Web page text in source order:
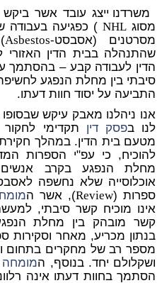
משרדנו ייצג עובד אשר
מסוג NHL) כפגיעה בעבודה
מסרטנים (אסבסט-Asbestos
שהתנהלה בבית הדין האזורי
הדין לעבודה קבע – בהסתמך
סיבתי בין מחלת הנפגע
התביעה על יסוד חוות דעתו.
אנו ניהלנו מאבק עיקש
לנו בפסק דין תקדימי
מטעם בית הדין. במהלך
להוכיח, כי עפ"י הספרות
מחלת הנפגע בקרב
אוכלוסייה שלא נחשפה
ספרות (Review), אשר ה
אינו מוכיח קשר סיבתי,
קשר מובהק בין מחלת
בנתון מכריע, מאחר וסקירות
מספר רב של מחקרים בתחום
ושקלולם יחד. בנוסף, המומחה
הסתמך בחוות דעתו אינה